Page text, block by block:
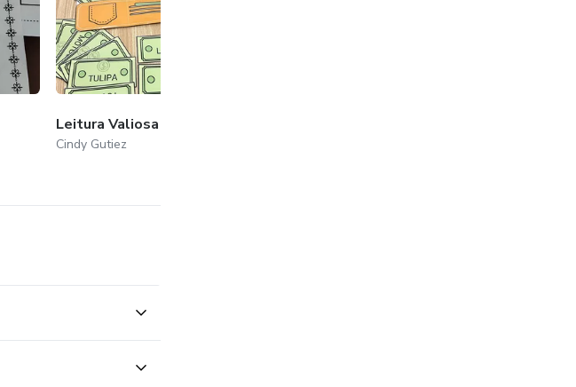
Leitura Valiosa
Cindy Gutiez